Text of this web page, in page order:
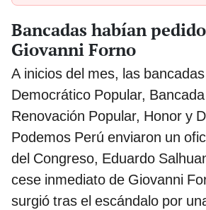
Bancadas habían
Giovanni Forno
A inicios del mes, las
Democrático Popular,
Renovación Popular, Honor y
Podemos Perú enviaron un
del Congreso, Eduardo
cese inmediato de Giovanni
surgió tras el escándalo por